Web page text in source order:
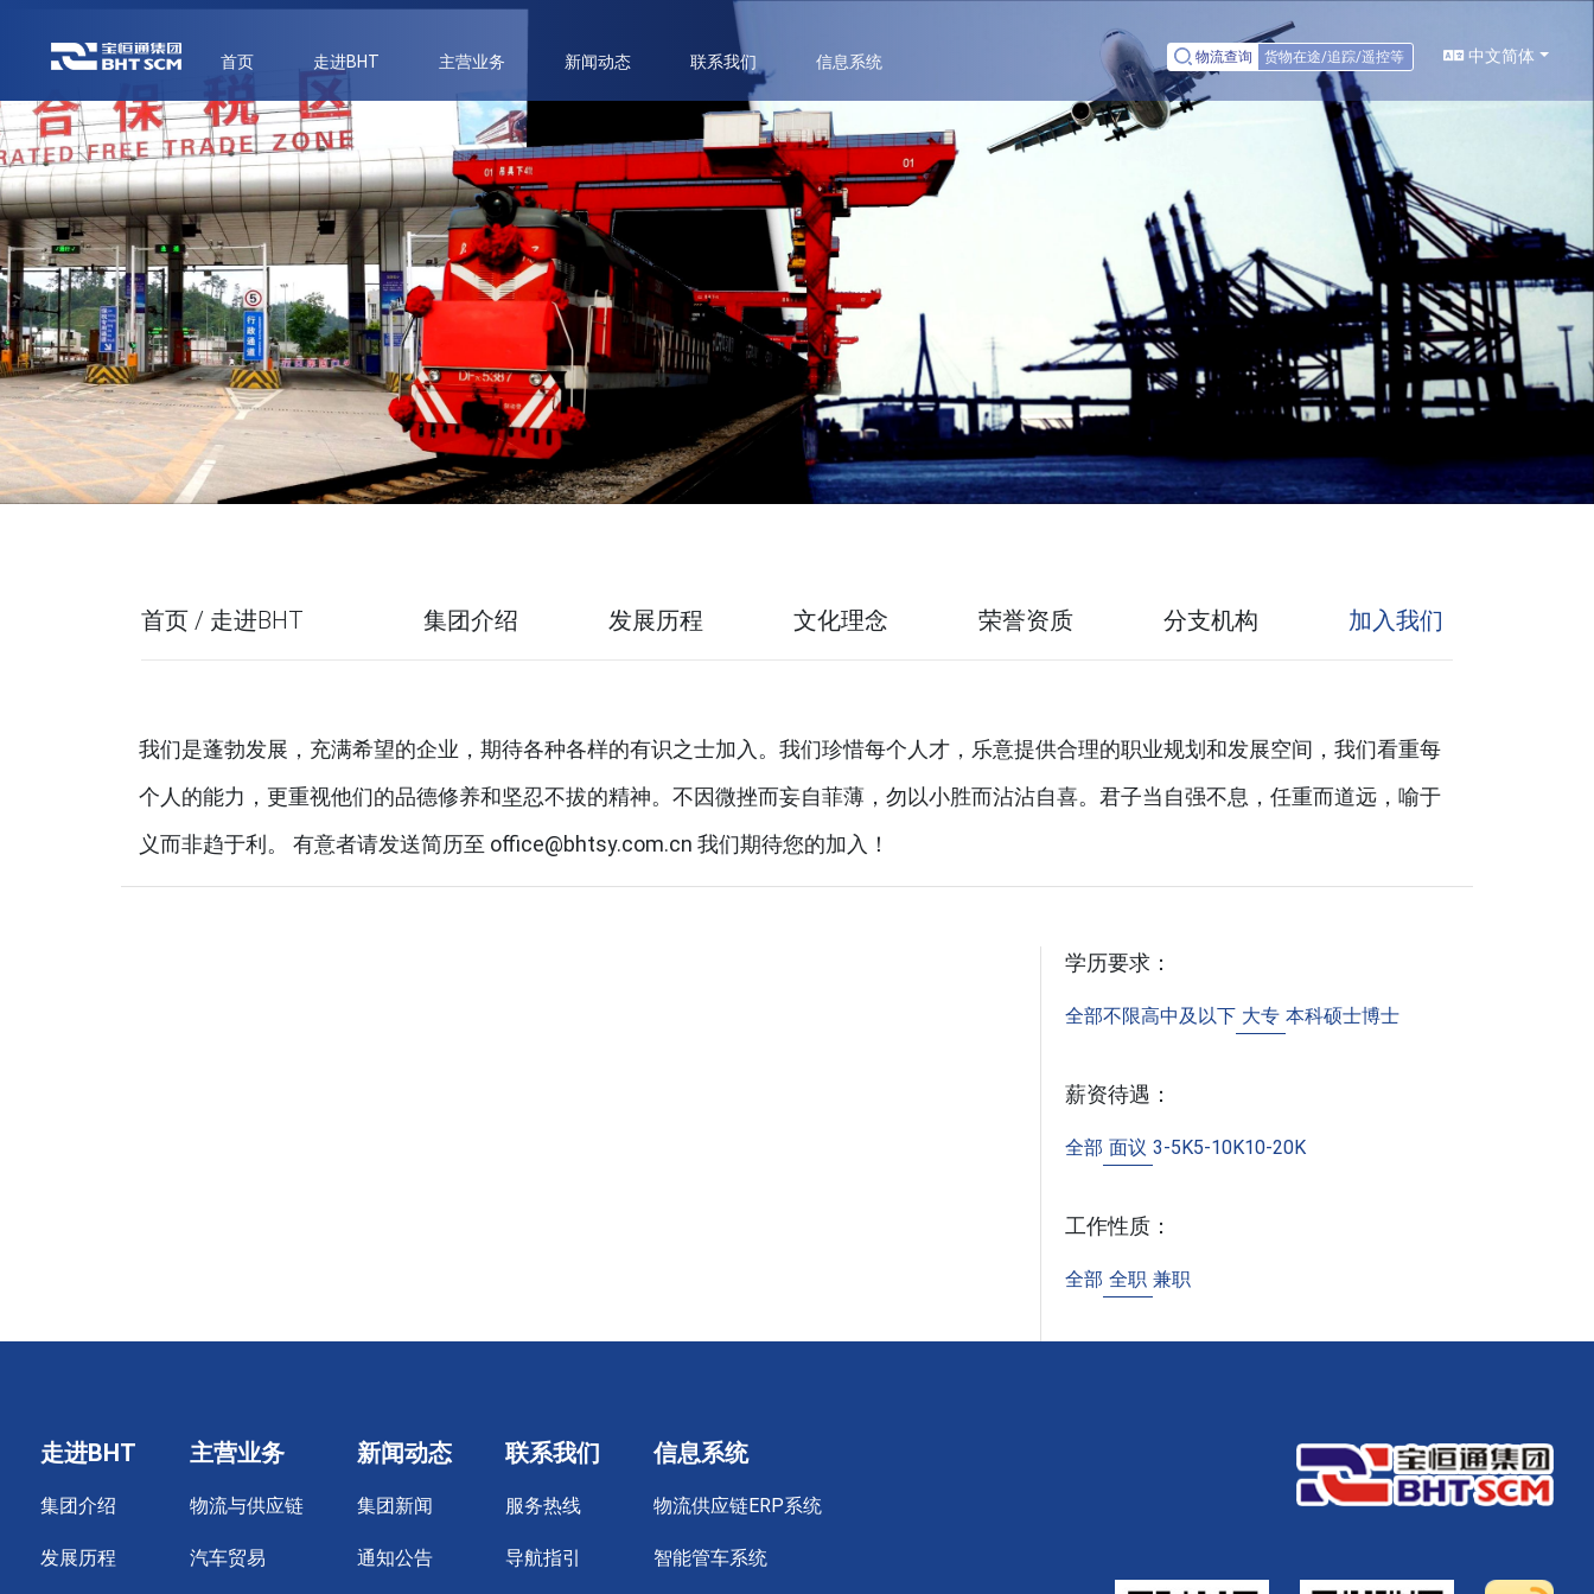
首页 走进BHT 主营业务 新闻动态 联系我们 信息系统 物流查询 中文简体
首页 / 走进BHT 集团介绍 发展历程 文化理念 荣誉资质 分支机构 加入我们
我们是蓬勃发展，充满希望的企业，期待各种各样的有识之士加入。我们珍惜每个人才，乐意提供合理的职业规划和发展空间，我们看重每
个人的能力，更重视他们的品德修养和坚忍不拔的精神。不因微挫而妄自菲薄，勿以小胜而沾沾自喜。君子当自强不息，任重而道远，喻于
义而非趋于利。 有意者请发送简历至 office@bhtsy.com.cn 我们期待您的加入！
学历要求：
全部不限高中及以下 大专 本科硕士博士
薪资待遇：
全部 面议 3-5K5-10K10-20K
工作性质：
全部 全职 兼职
走进BHT
集团介绍
发展历程
主营业务
物流与供应链
汽车贸易
新闻动态
集团新闻
通知公告
联系我们
服务热线
导航指引
信息系统
物流供应链ERP系统
智能管车系统